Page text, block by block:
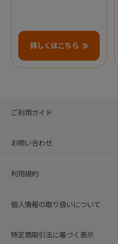
詳しくはこちら
ご利用ガイド
お問い合わせ
利用規約
個人情報の取り扱いについて
特定商取引法に基づく表示